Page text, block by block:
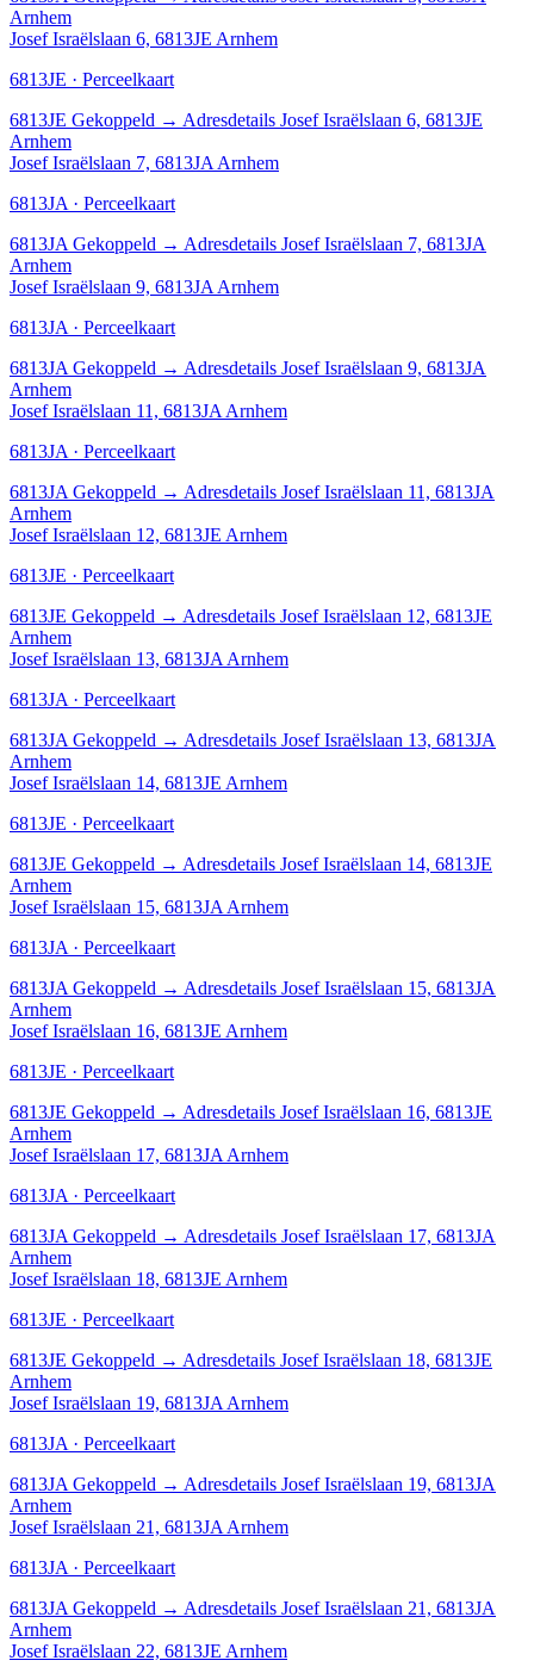
Arnhem
Josef Israëlslaan 6, 6813JE Arnhem
6813JE · Perceelkaart
6813JE Gekoppeld → Adresdetails Josef Israëlslaan 6, 6813JE
Arnhem
Josef Israëlslaan 7, 6813JA Arnhem
6813JA · Perceelkaart
6813JA Gekoppeld → Adresdetails Josef Israëlslaan 7, 6813JA
Arnhem
Josef Israëlslaan 9, 6813JA Arnhem
6813JA · Perceelkaart
6813JA Gekoppeld → Adresdetails Josef Israëlslaan 9, 6813JA
Arnhem
Josef Israëlslaan 11, 6813JA Arnhem
6813JA · Perceelkaart
6813JA Gekoppeld → Adresdetails Josef Israëlslaan 11, 6813JA
Arnhem
Josef Israëlslaan 12, 6813JE Arnhem
6813JE · Perceelkaart
6813JE Gekoppeld → Adresdetails Josef Israëlslaan 12, 6813JE
Arnhem
Josef Israëlslaan 13, 6813JA Arnhem
6813JA · Perceelkaart
6813JA Gekoppeld → Adresdetails Josef Israëlslaan 13, 6813JA
Arnhem
Josef Israëlslaan 14, 6813JE Arnhem
6813JE · Perceelkaart
6813JE Gekoppeld → Adresdetails Josef Israëlslaan 14, 6813JE
Arnhem
Josef Israëlslaan 15, 6813JA Arnhem
6813JA · Perceelkaart
6813JA Gekoppeld → Adresdetails Josef Israëlslaan 15, 6813JA
Arnhem
Josef Israëlslaan 16, 6813JE Arnhem
6813JE · Perceelkaart
6813JE Gekoppeld → Adresdetails Josef Israëlslaan 16, 6813JE
Arnhem
Josef Israëlslaan 17, 6813JA Arnhem
6813JA · Perceelkaart
6813JA Gekoppeld → Adresdetails Josef Israëlslaan 17, 6813JA
Arnhem
Josef Israëlslaan 18, 6813JE Arnhem
6813JE · Perceelkaart
6813JE Gekoppeld → Adresdetails Josef Israëlslaan 18, 6813JE
Arnhem
Josef Israëlslaan 19, 6813JA Arnhem
6813JA · Perceelkaart
6813JA Gekoppeld → Adresdetails Josef Israëlslaan 19, 6813JA
Arnhem
Josef Israëlslaan 21, 6813JA Arnhem
6813JA · Perceelkaart
6813JA Gekoppeld → Adresdetails Josef Israëlslaan 21, 6813JA
Arnhem
Josef Israëlslaan 22, 6813JE Arnhem